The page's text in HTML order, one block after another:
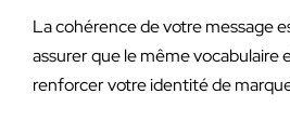
La cohérence de votre message
assurer que le même vocabulaire
renforcer votre identité de